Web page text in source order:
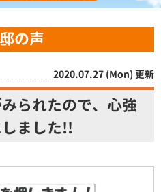
の声
2020.07.27 (Mon) 更新
られたので、心強
ました!!